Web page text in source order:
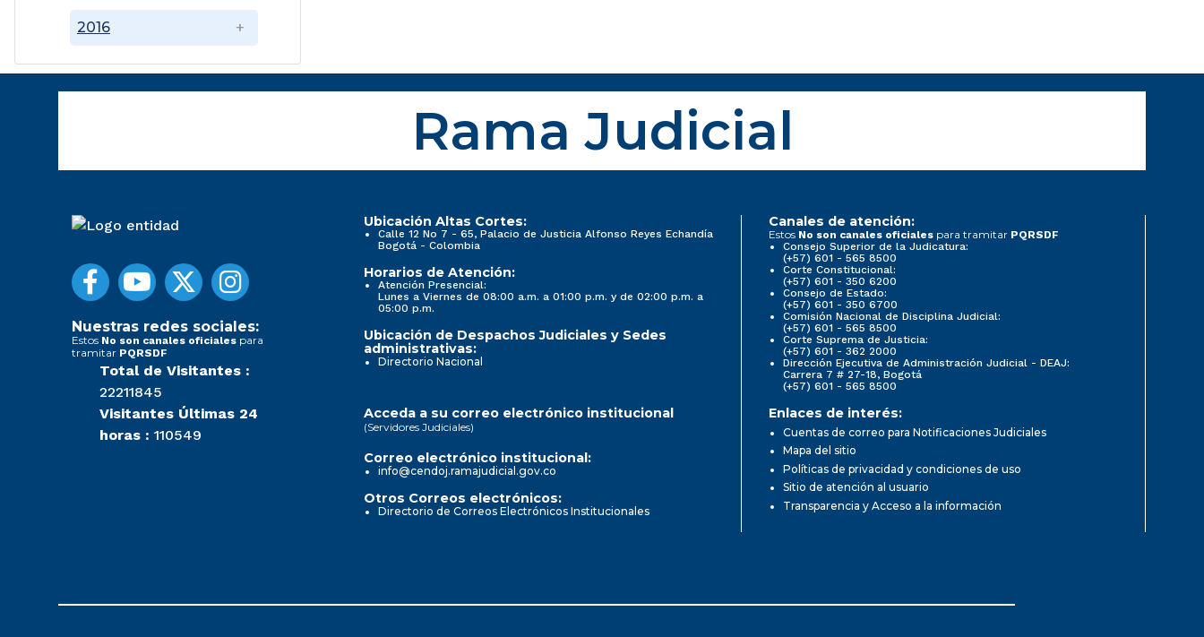
2016
Rama Judicial
Nuestras redes sociales:
Estos No son canales oficiales para
tramitar PQRSDF
Total de Visitantes :
22211845
Visitantes Últimas 24
horas : 110549
Ubicación Altas Cortes:
Calle 12 No 7 - 65, Palacio de Justicia Alfonso Reyes Echandía
Bogotá - Colombia
Horarios de Atención:
Atención Presencial:
Lunes a Viernes de 08:00 a.m. a 01:00 p.m. y de 02:00 p.m. a
05:00 p.m.
Ubicación de Despachos Judiciales y Sedes
administrativas:
Directorio Nacional
Canales de atención:
Estos No son canales oficiales para tramitar PQRSDF
Consejo Superior de la Judicatura:
(+57) 601 - 565 8500
Corte Constitucional:
(+57) 601 - 350 6200
Consejo de Estado:
(+57) 601 - 350 6700
Comisión Nacional de Disciplina Judicial:
(+57) 601 - 565 8500
Corte Suprema de Justicia:
(+57) 601 - 362 2000
Dirección Ejecutiva de Administración Judicial - DEAJ:
Carrera 7 # 27-18, Bogotá
(+57) 601 - 565 8500
Acceda a su correo electrónico institucional
(Servidores Judiciales)
Correo electrónico institucional:
info@cendoj.ramajudicial.gov.co
Otros Correos electrónicos:
Directorio de Correos Electrónicos Institucionales
Enlaces de interés:
Cuentas de correo para Notificaciones Judiciales
Mapa del sitio
Políticas de privacidad y condiciones de uso
Sitio de atención al usuario
Transparencia y Acceso a la información